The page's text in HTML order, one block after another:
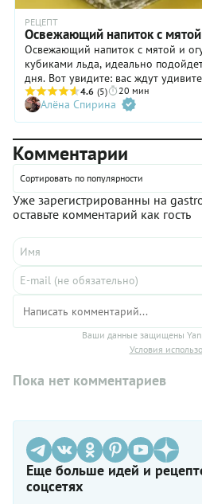
РЕЦЕПТ
Освежающий напиток с
Освежающий напиток с мятой и
кубиками льда, идеально
дня. Вот увидите: вас ждут
самом деле: не только ж
жажду, особенно когда основные
можно собрать на собственной
которого вполне подойдет и
такому освежающему напитку
настояться, чтобы вкусы
максимально полно.
4.6 (5) 20 мин
Алёна Спирина
Комментарии
Сортировать по популярности
Уже зарегистрированны на
оставьте комментарий как гость
Ваши данные защищены
Условия
Пока нет комментариев
Еще больше идей и
соцсетях